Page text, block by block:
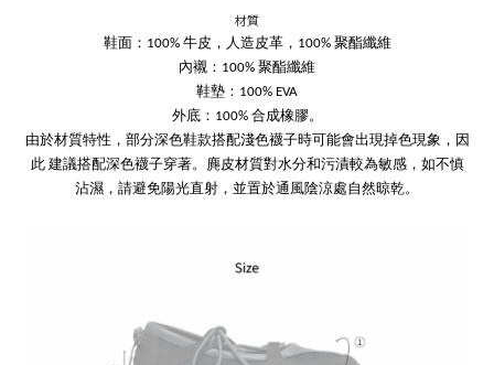
材質
鞋面：100% 牛皮，人造皮革，100% 聚酯纖維
內襯：100% 聚酯纖維
鞋墊：100% EVA
外底：100% 合成橡膠。
由於材質特性，部分深色鞋款搭配淺色襪子時可能會出現掉色現象，因
此 建議搭配深色襪子穿著。麂皮材質對水分和污漬較為敏感，如不慎
沾濕，請避免陽光直射，並置於通風陰涼處自然晾乾。